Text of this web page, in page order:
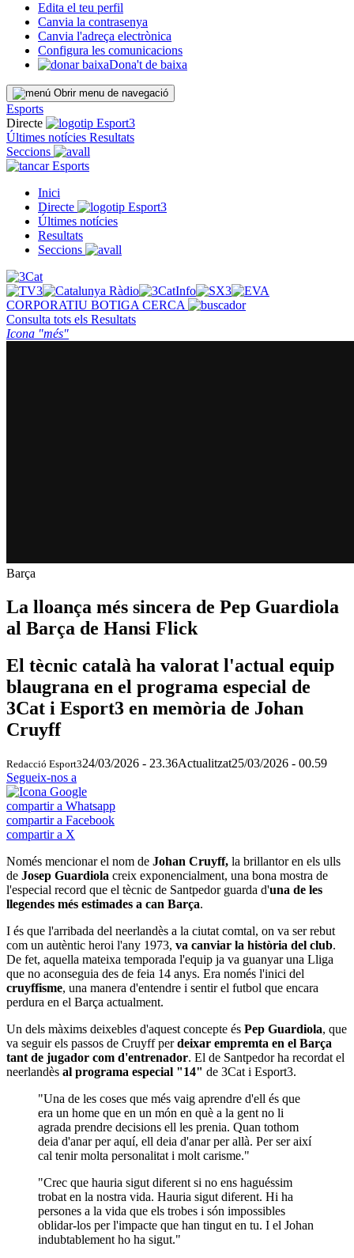
Edita el teu perfil
Canvia la contrasenya
Canvia l'adreça electrònica
Configura les comunicacions
Dona't de baixa
Obrir menu de navegació
Esports
Directe
Últimes notícies Resultats
Seccions
Esports
Inici
Directe
Últimes notícies
Resultats
Seccions
CORPORATIU BOTIGA CERCA
Consulta tots els Resultats
Icona "més"
Barça
La lloança més sincera de Pep Guardiola
al Barça de Hansi Flick
El tècnic català ha valorat l'actual equip
blaugrana en el programa especial de
3Cat i Esport3 en memòria de Johan
Cruyff
Redacció Esport324/03/2026 - 23.36Actualitzat25/03/2026 - 00.59
Segueix-nos a
compartir a Whatsapp
compartir a Facebook
compartir a X
Només mencionar el nom de Johan Cruyff, la brillantor en els ulls
de Josep Guardiola creix exponencialment, una bona mostra de
l'especial record que el tècnic de Santpedor guarda d'una de les
llegendes més estimades a can Barça.
I és que l'arribada del neerlandès a la ciutat comtal, on va ser rebut
com un autèntic heroi l'any 1973, va canviar la història del club.
De fet, aquella mateixa temporada l'equip ja va guanyar una Lliga
que no aconseguia des de feia 14 anys. Era només l'inici del
cruyffisme, una manera d'entendre i sentir el futbol que encara
perdura en el Barça actualment.
Un dels màxims deixebles d'aquest concepte és Pep Guardiola, que
va seguir els passos de Cruyff perdeixar empremta en el Barça
tant de jugador com d'entrenador. El de Santpedor ha recordat el
neerlandès al programa especial "14" de 3Cat i Esport3.
"Una de les coses que més vaig aprendre d'ell és que
era un home que en un món en què a la gent no li
agrada prendre decisions ell les prenia. Quan tothom
deia d'anar per aquí, ell deia d'anar per allà. Per ser així
cal tenir molta personalitat i molt carisme."
"Crec que hauria sigut diferent si no ens haguéssim
trobat en la nostra vida. Hauria sigut diferent. Hi ha
persones a la vida que els trobes i són impossibles
oblidar-los per l'impacte que han tingut en tu. I el Johan
indubtablement ho ha sigut."